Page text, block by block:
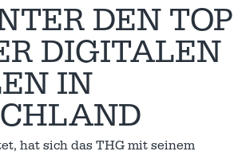
DEN TOP
DIGITALEN
IN
hat sich das THG mit seinem